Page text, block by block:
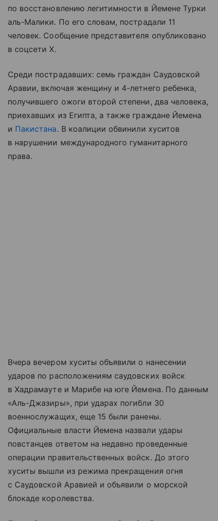
по восстановлению легитимности в Йемене Турки
аль-Малики. По его словам, пострадали 11
человек. Сообщение представителя опубликовано
в соцсети X.
Среди пострадавших: семь граждан Саудовской
Аравии, включая женщину и 4-летнего ребенка,
получившего ожоги второй степени, два человека,
приехавших из Египта, а также граждане Йемена
и Пакистана. В коалиции обвинили хуситов
в нарушении международного гуманитарного
права.
Вчера вечером хуситы объявили о нанесении
ударов по расположениям саудовских войск
в Хадрамауте и Марибе на юге Йемена. По данным
«Аль-Джазиры», при ударах погибли 30
военнослужащих, еще 15 были ранены.
Официальные власти Йемена назвали удары
повстанцев ответом на недавно проведенные
операции правительственных войск. До этого
хуситы вышли из режима прекращения огня
с Саудовской Аравией и объявили о морской
блокаде королевства.